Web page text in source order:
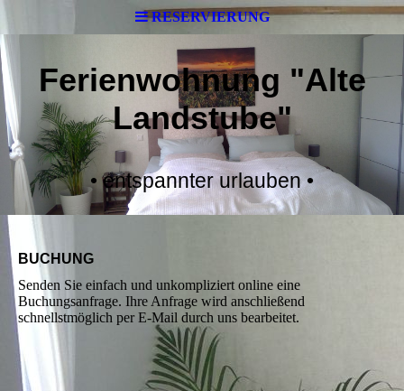
RESERVIERUNG
Ferienwohnung "Alte
Landstube"
• entspannter urlauben •
BUCHUNG
Senden Sie einfach und unkompliziert online eine
Buchungsanfrage. Ihre Anfrage wird anschließend
schnellstmöglich per E-Mail durch uns bearbeitet.